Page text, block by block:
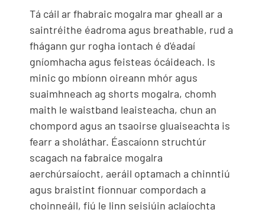
Tá cáil ar fhabraic mogalra mar gheall ar a
saintréithe éadroma agus breathable, rud a
fhágann gur rogha iontach é d'éadaí
gníomhacha agus feisteas ócáideach. Is
minic go mbíonn oireann mhór agus
suaimhneach ag shorts mogalra, chomh
maith le waistband leaisteacha, chun an
chompord agus an tsaoirse gluaiseachta is
fearr a sholáthar. Éascaíonn struchtúr
scagach na fabraice mogalra
aerchúrsaíocht, aeráil optamach a chinntiú
agus braistint fionnuar compordach a
choinneáil, fiú le linn seisiúin aclaíochta